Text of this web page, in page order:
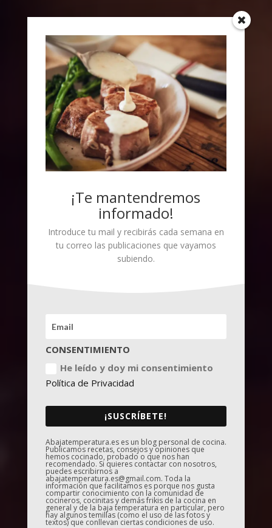
¡Te mantendremos
informado!
Introduce tu mail y recibirás cada semana en
tu correo las publicaciones que vayamos
subiendo.
CONSENTIMIENTO
He leído y doy mi consentimiento
Política de Privacidad
¡SUSCRÍBETE!
Abajatemperatura.es es un blog personal de cocina.
Publicamos recetas, consejos y opiniones que
hemos cocinado, probado o que nos han
recomendado. Si quieres contactar con nosotros,
puedes escribirnos a
abajatemperatura.es@gmail.com. Toda la
información que facilitamos es porque nos gusta
compartir conocimiento con la comunidad de
cocineros, cocinitas y demás frikis de la cocina en
general y de la baja temperatura en particular, pero
hay algunos temillas (como el uso de las fotos y
textos) que conllevan ciertas condiciones de uso.